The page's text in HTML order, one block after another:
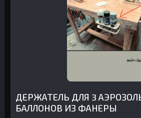
ДЕРЖАТЕЛЬ ДЛЯ 3
БАЛЛОНОВ ИЗ ФАНЕРЫ